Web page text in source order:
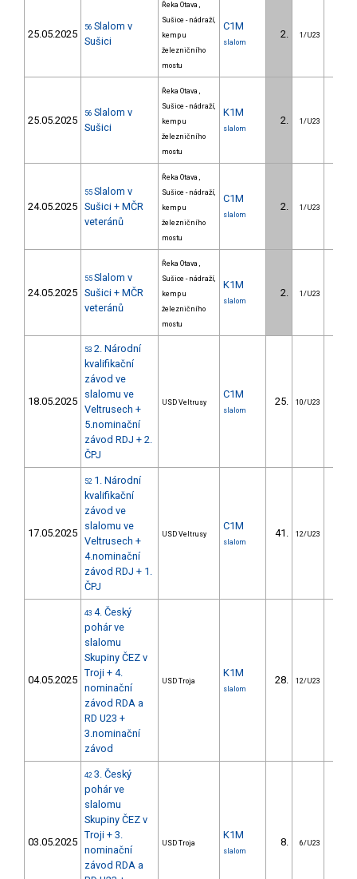
25.05.2025
56 Slalom v
Sušici
Řeka Otava ,
Sušice - nádraží,
kemp u
železničního
mostu
C1M
slalom
2. 1/U23
25.05.2025
56 Slalom v
Sušici
Řeka Otava ,
Sušice - nádraží,
kemp u
železničního
mostu
K1M
slalom
2. 1/U23
24.05.2025
55 Slalom v
Sušici + MČR
veteránů
Řeka Otava ,
Sušice - nádraží,
kemp u
železničního
mostu
C1M
slalom
2. 1/U23
24.05.2025
55 Slalom v
Sušici + MČR
veteránů
Řeka Otava ,
Sušice - nádraží,
kemp u
železničního
mostu
K1M
slalom
2. 1/U23
18.05.2025
53 2. Národní
kvalifikační
závod ve
slalomu ve
Veltrusech +
5.nominační
závod RDJ + 2.
ČPJ
USD Veltrusy
C1M
slalom
25. 10/U23
17.05.2025
52 1. Národní
kvalifikační
závod ve
slalomu ve
Veltrusech +
4.nominační
závod RDJ + 1.
ČPJ
USD Veltrusy
C1M
slalom
41. 12/U23
04.05.2025
43 4. Český
pohár ve
slalomu
Skupiny ČEZ v
Troji + 4.
nominační
závod RDA a
RD U23 +
3.nominační
závod
USD Troja
K1M
slalom
28. 12/U23
03.05.2025
42 3. Český
pohár ve
slalomu
Skupiny ČEZ v
Troji + 3.
nominační
závod RDA a
USD Troja
K1M
slalom
8. 6/U23